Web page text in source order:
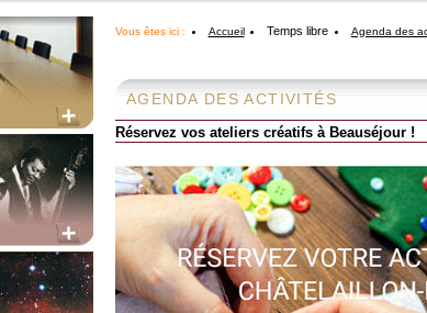
Vous êtes ici : Accueil Temps libre Agenda des
AGENDA DES ACTIVITÉS
Réservez vos ateliers créatifs à Beauséjour !